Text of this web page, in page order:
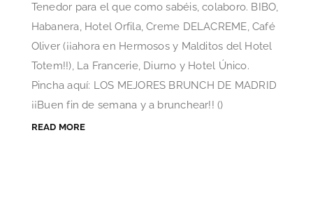
Tenedor para el que como sabéis, colaboro. BIBO,
Habanera, Hotel Orfila, Creme DELACREME, Café
Oliver (¡¡ahora en Hermosos y Malditos del Hotel
Totem!!), La Francerie, Diurno y Hotel Único.
Pincha aquí: LOS MEJORES BRUNCH DE MADRID
¡¡Buen fin de semana y a brunchear!! ()
READ MORE